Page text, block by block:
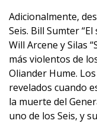
Adicionalmente,
Seis. Bill Sumter
Will Arcene y Silas
más violentos de
Oliander Hume.
revelados cuando
la muerte del
uno de los Seis, y